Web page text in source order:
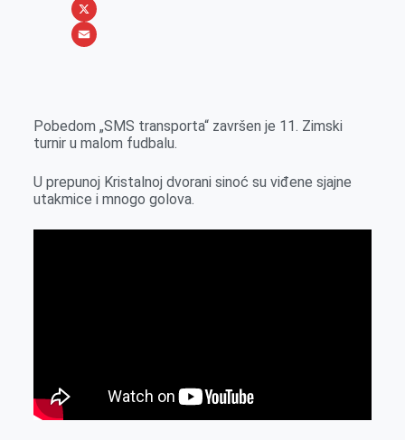
b
o
s
e
r
n
k
n
i
b
W
h
A
p
X
i
Pobedom „SMS transporta“ završen je 11. Zimski
turnir u malom fudbalu.
U prepunoj Kristalnoj dvorani sinoć su viđene sjajne
utakmice i mnogo golova.